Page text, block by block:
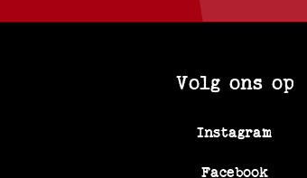
Volg ons op
Instagram
Facebook